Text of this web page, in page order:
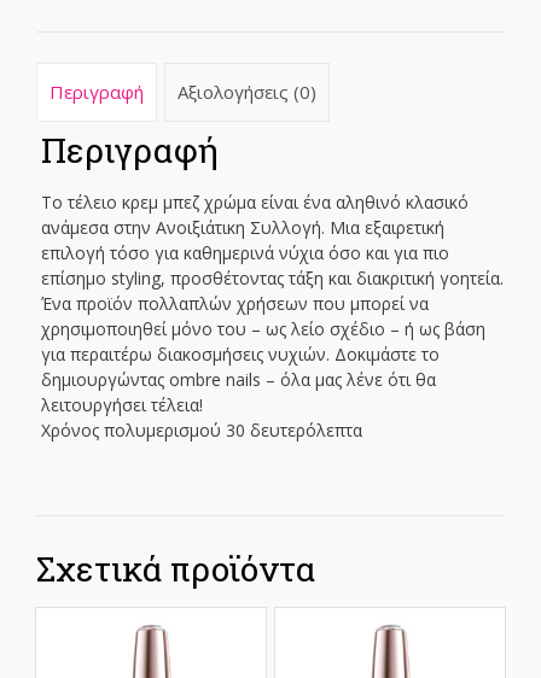
Περιγραφή Αξιολογήσεις (0)
Περιγραφή
Το τέλειο κρεμ μπεζ χρώμα είναι ένα αληθινό κλασικό
ανάμεσα στην Ανοιξιάτικη Συλλογή. Μια εξαιρετική
επιλογή τόσο για καθημερινά νύχια όσο και για πιο
επίσημο styling, προσθέτοντας τάξη και διακριτική γοητεία.
Ένα προϊόν πολλαπλών χρήσεων που μπορεί να
χρησιμοποιηθεί μόνο του – ως λείο σχέδιο – ή ως βάση
για περαιτέρω διακοσμήσεις νυχιών. Δοκιμάστε το
δημιουργώντας ombre nails – όλα μας λένε ότι θα
λειτουργήσει τέλεια!
Χρόνος πολυμερισμού 30 δευτερόλεπτα
Σχετικά προϊόντα